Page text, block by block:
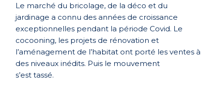
Le marché du bricolage, de la déco et du
jardinage a connu des années de croissance
exceptionnelles pendant la période Covid. Le
cocooning, les projets de rénovation et
l’aménagement de l’habitat ont porté les ventes à
des niveaux inédits. Puis le mouvement
s’est tassé.